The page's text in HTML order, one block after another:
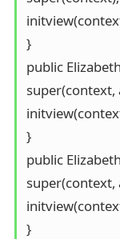
}
public
super(context,
}
public
}